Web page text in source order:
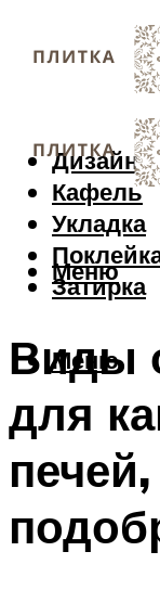
Дизайн
Кафель
Укладка
Затирка
Меню
Меню
Виды
для